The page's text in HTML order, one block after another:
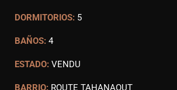
DORMITORIOS: 5
BAÑOS: 4
ESTADO: VENDU
BARRIO: ROUTE TAHANAOUT